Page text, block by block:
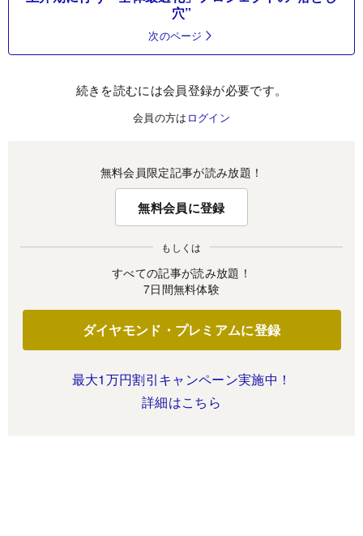
穴”
次のページ
続きを読むには会員登録が必要です。
会員の方は ログイン
無料会員限定記事が読み放題！
無料会員に登録
もしくは
すべての記事が読み放題！
7日間無料体験
ダイヤモンド・プレミアムに登録
最大1万円割引キャンペーン実施中！
詳細はこちら